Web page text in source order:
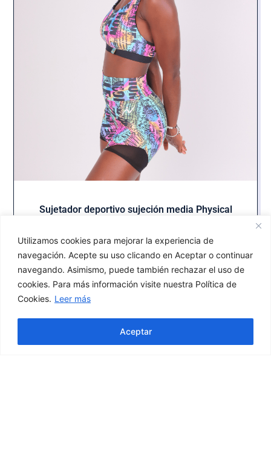
Utilizamos cookies para mejorar la experiencia de
navegación. Acepte su uso clicando en Aceptar o continuar
navegando. Asimismo, puede también rechazar el uso de
cookies. Para más información visite nuestra Política de
Cookies. Leer más
Aceptar
Sujetador deportivo sujeción media Physical
Seleccionar opciones